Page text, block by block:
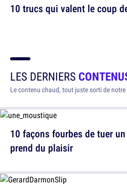
10 trucs qui valent le coup
LES DERNIERS
Le contenu chaud, tout juste sorti de notre
10 façons fourbes de tuer
prend du plaisir